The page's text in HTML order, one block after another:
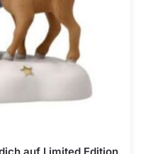
auf Limited Edition